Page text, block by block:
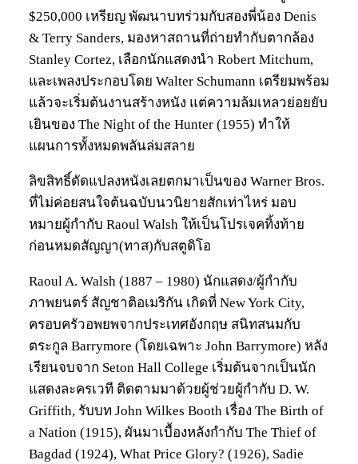
$250,000 เหรียญ พัฒนาบทร่วมกับสองพี่น้อง Denis
& Terry Sanders, มองหาสถานที่ถ่ายทำกับตากล้อง
Stanley Cortez, เลือกนักแสดงนำ Robert Mitchum,
และเพลงประกอบโดย Walter Schumann เตรียมพร้อม
แล้วจะเริ่มต้นงานสร้างหนัง แต่ความล้มเหลวย่อยยับ
เยินของ The Night of the Hunter (1955) ทำให้
แผนการทั้งหมดพลันล่มสลาย
ลิขสิทธิ์ดัดแปลงหนังเลยตกมาเป็นของ Warner Bros.
ที่ไม่ค่อยสนใจต้นฉบับนวนิยายสักเท่าไหร่ มอบ
หมายผู้กำกับ Raoul Walsh ให้เป็นโปรเจคทิ้งท้าย
ก่อนหมดสัญญา(ทาส)กับสตูดิโอ
Raoul A. Walsh (1887 – 1980) นักแสดง/ผู้กำกับ
ภาพยนตร์ สัญชาติอเมริกัน เกิดที่ New York City,
ครอบครัวอพยพจากประเทศอังกฤษ สนิทสนมกับ
ตระกูล Barrymore (โดยเฉพาะ John Barrymore) หลัง
เรียนจบจาก Seton Hall College เริ่มต้นจากเป็นนัก
แสดงละครเวที ติดตามมาด้วยผู้ช่วยผู้กำกับ D. W.
Griffith, รับบท John Wilkes Booth เรื่อง The Birth of
a Nation (1915), ผันมาเบื้องหลังกำกับ The Thief of
Bagdad (1924), What Price Glory? (1926), Sadie